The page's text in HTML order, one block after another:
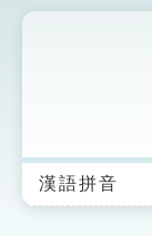
生字詞彙表
漢語拼音